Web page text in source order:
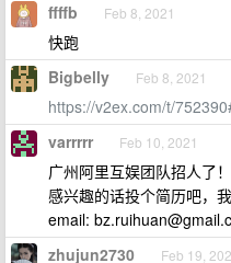
ffffb Feb 8, 2021
快跑
Bigbelly Feb 8, 2021
https://v2ex.com/t/
varrrrr Feb 10, 2021
广州阿里互娱团队招人了
感兴趣的话投个简历吧，我
email:
zhujun2730 Feb 19,